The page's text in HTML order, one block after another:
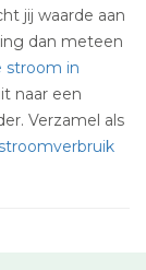
jij waarde aan
dan meteen
stroom in
naar een
Verzamel als